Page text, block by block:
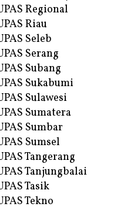
Regional
Riau
Seleb
Serang
Subang
Sukabumi
Sulawesi
Sumatera
Sumbar
Sumsel
Tangerang
Tanjungbalai
Tasik
Tekno